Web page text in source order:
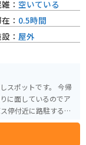
スポットです。 今帰
に面しているのでア
停付近に路駐するこ
： 空いている
： 0.5時間
： 屋外